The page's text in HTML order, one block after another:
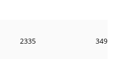
2335 349